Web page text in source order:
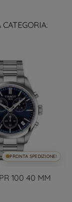
PRONTA SPEDIZIONE!
Seastar 1000